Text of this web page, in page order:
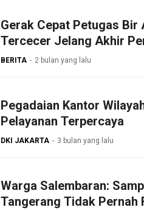
Gerak Cepat Petugas
Tercecer Jelang Akhir
BERITA 2 bulan yang lalu
Pegadaian Kantor
Pelayanan Terpercaya
DKI JAKARTA 3 bulan yang lalu
Warga Salembaran:
Tangerang Tidak Pernah